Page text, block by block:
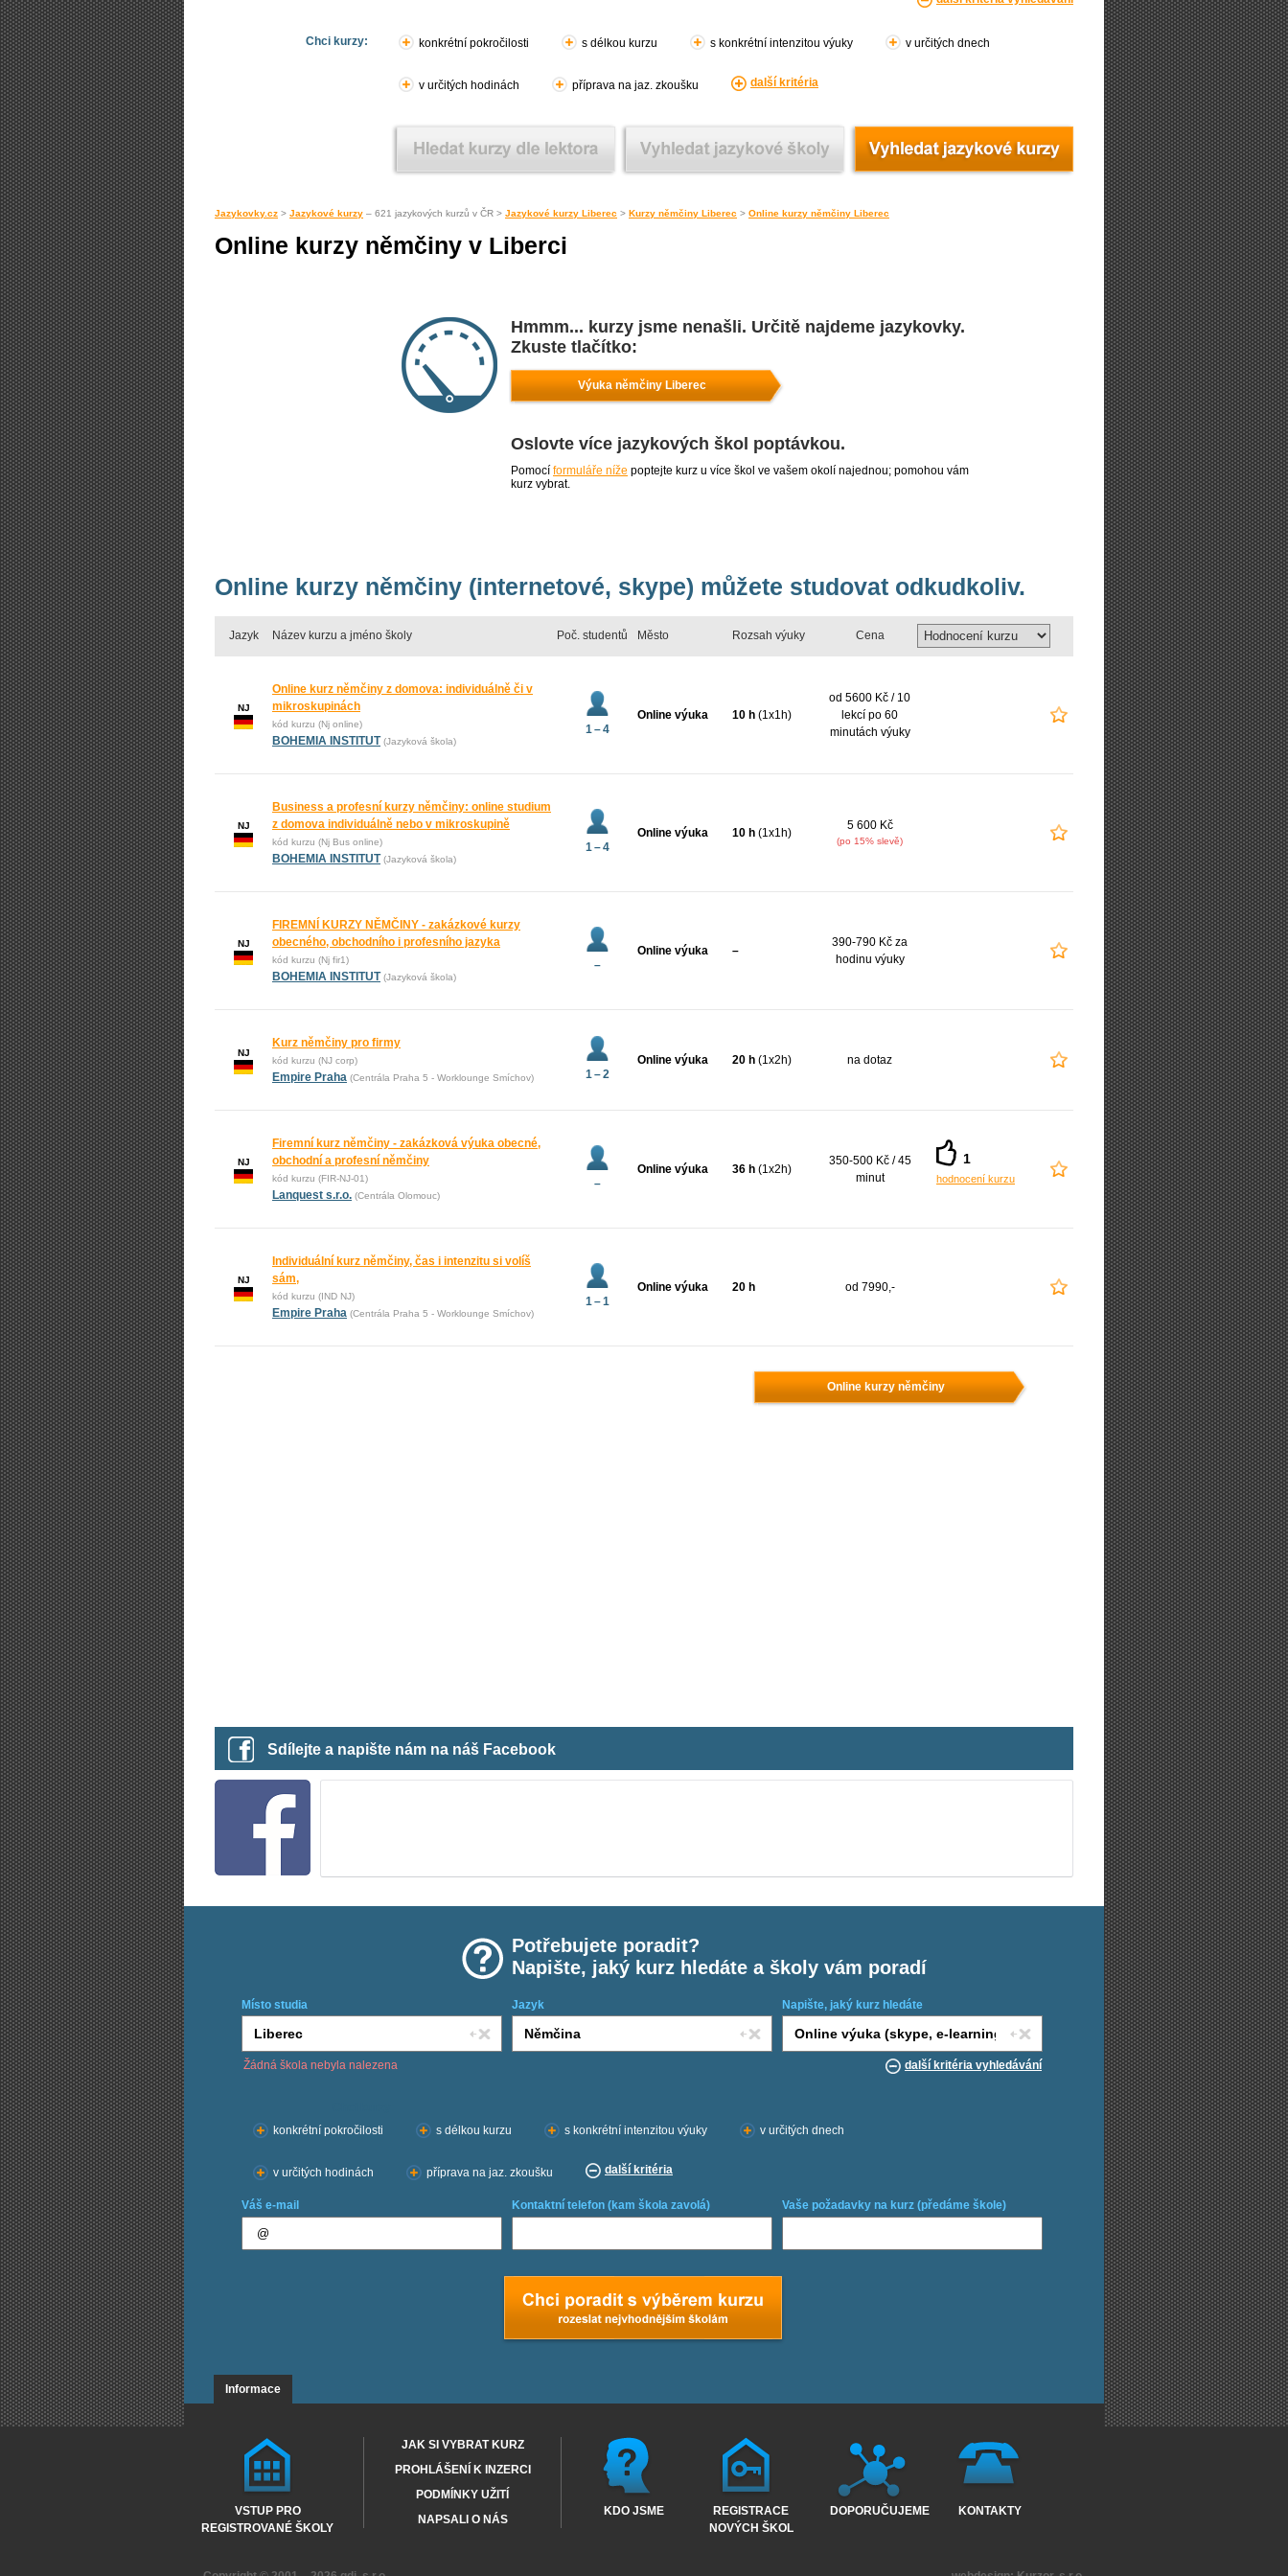
Chci kurzy: konkrétní pokročilosti s délkou kurzu s konkrétní intenzitou výuky v určitých dnech
v určitých hodinách příprava na jaz. zkoušku další kritéria
Jazykovky.cz > Jazykové kurzy – 621 jazykových kurzů v ČR > Jazykové kurzy Liberec > Kurzy němčiny Liberec > Online kurzy němčiny Liberec
Online kurzy němčiny v Liberci
Hmmm... kurzy jsme nenašli. Určitě najdeme jazykovky.
Zkuste tlačítko:
Výuka němčiny Liberec
Oslovte více jazykových škol poptávkou.
Pomocí formuláře níže poptejte kurz u více škol ve vašem okolí najednou; pomohou vám
kurz vybrat.
Online kurzy němčiny (internetové, skype) můžete studovat odkudkoliv.
Jazyk Název kurzu a jméno školy Poč. studentů Město Rozsah výuky Cena
NJ
Online kurz němčiny z domova: individuálně či v
mikroskupinách
kód kurzu (Nj online)
BOHEMIA INSTITUT (Jazyková škola)
1 – 4
Online výuka 10 h (1x1h)
od 5600 Kč / 10
lekcí po 60
minutách výuky
NJ
Business a profesní kurzy němčiny: online studium
z domova individuálně nebo v mikroskupině
kód kurzu (Nj Bus online)
BOHEMIA INSTITUT (Jazyková škola)
1 – 4
Online výuka 10 h (1x1h)
5 600 Kč
(po 15% slevě)
NJ
FIREMNÍ KURZY NĚMČINY - zakázkové kurzy
obecného, obchodního i profesního jazyka
kód kurzu (Nj fir1)
BOHEMIA INSTITUT (Jazyková škola)
–
Online výuka –
390-790 Kč za
hodinu výuky
NJ
Kurz němčiny pro firmy
kód kurzu (NJ corp)
Empire Praha (Centrála Praha 5 - Worklounge Smíchov) 1 – 2
Online výuka 20 h (1x2h) na dotaz
NJ
Firemní kurz němčiny - zakázková výuka obecné,
obchodní a profesní němčiny
kód kurzu (FIR-NJ-01)
Lanquest s.r.o. (Centrála Olomouc)
–
Online výuka 36 h (1x2h)
350-500 Kč / 45
minut
1
hodnocení kurzu
NJ
Individuální kurz němčiny, čas i intenzitu si volíš
sám,
kód kurzu (IND NJ)
Empire Praha (Centrála Praha 5 - Worklounge Smíchov)
1 – 1
Online výuka 20 h od 7990,-
Online kurzy němčiny
Sdílejte a napište nám na náš Facebook
Potřebujete poradit?
Napište, jaký kurz hledáte a školy vám poradí
Místo studia Jazyk Napište, jaký kurz hledáte
Žádná škola nebyla nalezena další kritéria vyhledávání
konkrétní pokročilosti
s délkou kurzu s konkrétní intenzitou výuky v určitých dnech
v určitých hodinách příprava na jaz. zkoušku další kritéria
Váš e-mail Kontaktní telefon (kam škola zavolá) Vaše požadavky na kurz (předáme škole)
Informace
VSTUP PRO
REGISTROVANÉ ŠKOLY
JAK SI VYBRAT KURZ
PROHLÁŠENÍ K INZERCI
PODMÍNKY UŽITÍ
NAPSALI O NÁS
KDO JSME
REGISTRACE
NOVÝCH ŠKOL
DOPORUČUJEME KONTAKTY